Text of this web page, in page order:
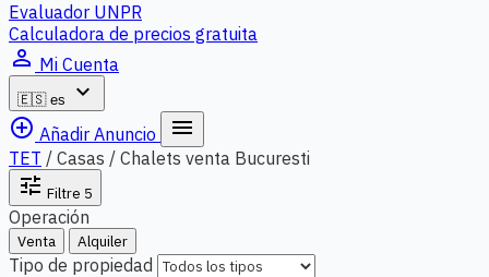
Evaluador UNPR
Calculadora de precios gratuita
person_outline Mi Cuenta
🇪🇸 es
expand_more
add_circle_outline Añadir Anuncio menu
TET / Casas / Chalets venta Bucuresti
tune Filtre 5
Operación
Venta Alquiler
Tipo de propiedad